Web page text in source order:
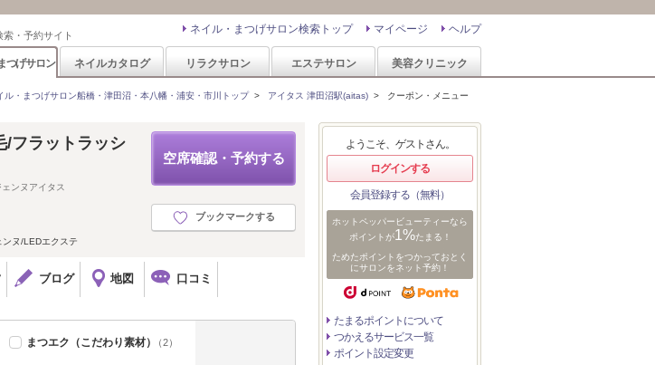
・予約サイト ヘルプ
マイページ
ネイル・まつげサロン検索トップ
つげサロン ネイルカタログ リラクサロン エステサロン 美容クリニック
ル・まつげサロン船橋・津田沼・本八幡・浦安・市川トップ> アイタス 津田沼駅(aitas) > クーポン・メニュー
空席確認・予約する
ブックマークする
/フラットラッシ
ンヌアイタス
ヌ/LEDエクステ
ブログ 地図 口コミ
まつエク（こだわり素材） （2）
ようこそ、ゲストさん。
ログインする
会員登録する（無料）
ホットペッパービューティーなら
ポイントが1%たまる！
ためたポイントをつかっておとく
にサロンをネット予約！
たまるポイントについて
つかえるサービス一覧
ポイント設定変更